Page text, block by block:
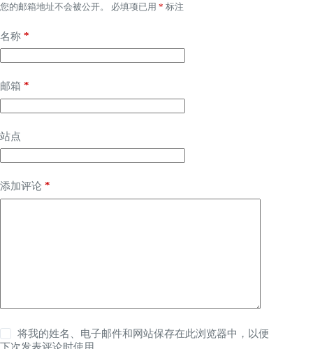
您的邮箱地址不会被公开。 必填项已用 * 标注
名称 *
邮箱 *
站点
添加评论 *
将我的姓名、电子邮件和网站保存在此浏览器中，以便